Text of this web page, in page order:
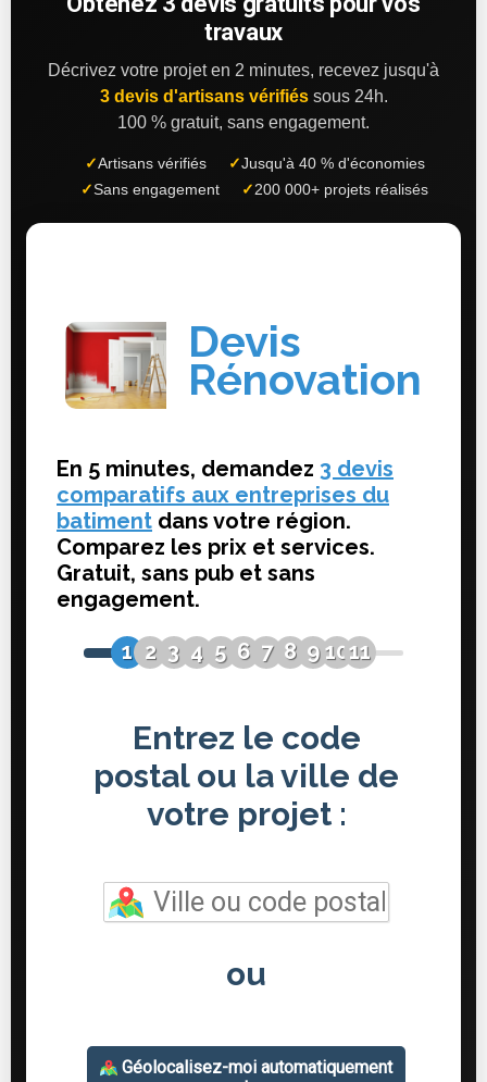
travaux
Décrivez votre projet en 2 minutes, recevez jusqu'à
3 devis d'artisans vérifiéssous 24h.
100 % gratuit, sans engagement.
✓Artisans vérifiés ✓Jusqu'à 40 % d'économies
✓Sans engagement ✓200 000+ projets réalisés